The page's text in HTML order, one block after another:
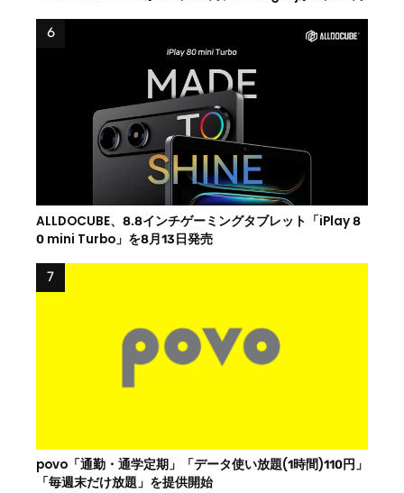
ALLDOCUBE、8.8インチゲーミングタブレット「iPlay 8
0 mini Turbo」を8月13日発売
povo「通勤・通学定期」「データ使い放題(1時間)110円」
「毎週末だけ放題」を提供開始